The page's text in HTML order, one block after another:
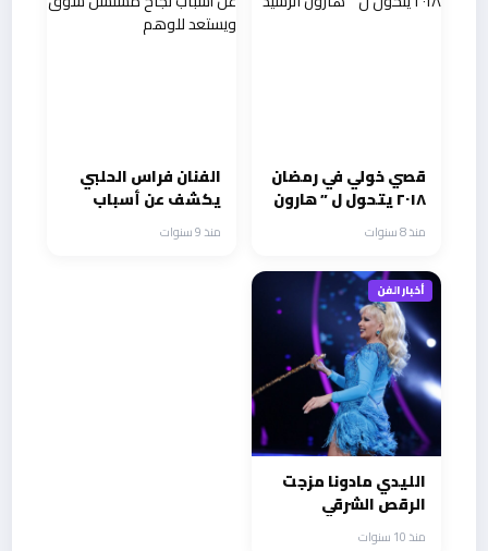
قصي خولي في رمضان
٢٠١٨ يتحول ل ” هارون
الرشيد”منذ 8 سنوات
الفنان فراس الحلبي
يكشف عن أسباب
نجاح مسلسل شوق
ويستعد للوهم
منذ 9 سنوات
أخبار الفن
الليدي مادونا مزجت
الرقص الشرقي
منذ 10 سنوات